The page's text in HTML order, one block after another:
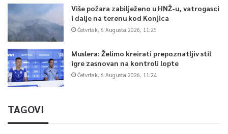
Više požara zabilježeno u HNŽ-u, vatrogasci
i dalje na terenu kod Konjica
Četvrtak, 6 Augusta 2026, 11:25
Muslera: Želimo kreirati prepoznatljiv stil
igre zasnovan na kontroli lopte
Četvrtak, 6 Augusta 2026, 11:24
TAGOVI